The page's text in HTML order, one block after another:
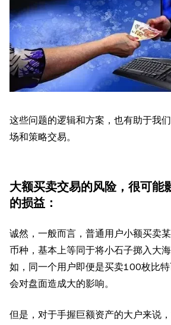
这些问题的逻辑和方案，也有助于我
场和策略交易。
大额买卖交易的风险，很可能
的损益：
诚然，一般而言，普通用户小额买卖
币种，基本上等同于将小石子掷入大
如，同一个用户即便是买卖100枚比
会对盘面造成大的影响。
但是，对于手握巨额资产的大户来说